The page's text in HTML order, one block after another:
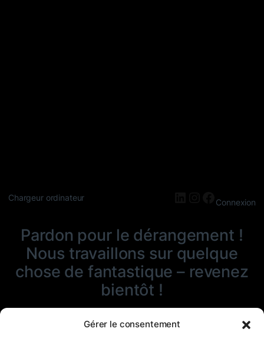
Gérer le consentement
Chargeur ordinateur LinkedIn
Instagram
Connexion
Pardon pour le dérangement !
Nous travaillons sur quelque
chose de fantastique – revenez
bientôt !